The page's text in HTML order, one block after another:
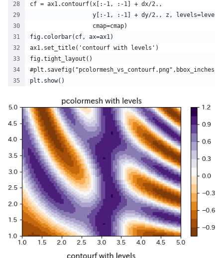
cf = ax1.contourf(x[:-1, :-1] + dx/2.,
y[:-1, :-1] + dy/2., z,
                  cmap=cmap)
fig.colorbar(cf, ax=ax1)
ax1.set_title('contourf with levels')
fig.tight_layout()
plt.show()